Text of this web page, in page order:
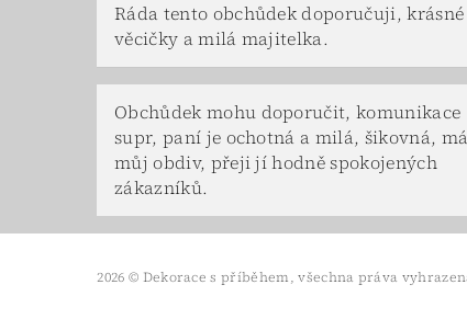
Ráda tento obchůdek doporučuji, krásné
věcičky a milá majitelka.
Obchůdek mohu doporučit, komunikace
supr, paní je ochotná a milá, šikovná, má
můj obdiv, přeji jí hodně spokojených
zákazníků.
2026 © Dekorace s příběhem, všechna práva